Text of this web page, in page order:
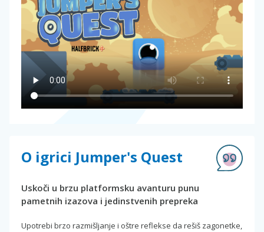
O igrici Jumper's Quest
Uskoči u brzu platformsku avanturu punu
pametnih izazova i jedinstvenih prepreka
Upotrebi brzo razmišljanje i oštre reflekse da rešiš zagonetke,